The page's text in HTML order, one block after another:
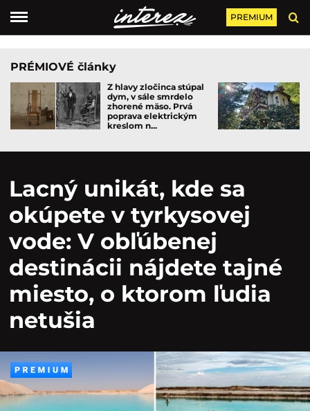
PREMIUM
PRÉMIOVÉ články
Z hlavy zločinca stúpal
dym, v sále smrdelo
zhorené mäso. Prvá
poprava elektrickým
kreslom n...
Lacný unikát, kde sa
okúpete v tyrkysovej
vode: V obľúbenej
destinácii nájdete tajné
miesto, o ktorom ľudia
netušia